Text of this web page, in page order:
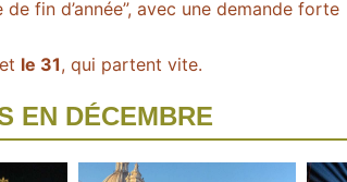
fin d’année”, avec une demande forte
et le 31, qui partent vite.
EN DÉCEMBRE